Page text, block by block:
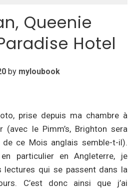
Queenie
Hotel
by myloubook
prise depuis ma chambre à
(avec le Pimm’s, Brighton sera
de ce Mois anglais semble-t-il).
particulier en Angleterre, je
lectures qui se passent dans la
C’est donc ainsi que j’ai